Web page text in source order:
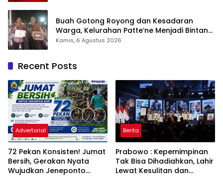
Buah Gotong Royong dan Kesadaran
Warga, Kelurahan Patte’ne Menjadi Bintang
Takalar Award 2026
Kamis, 6 Agustus 2026
Recent Posts
Advertorial
72 Pekan Konsisten! Jumat
Bersih, Gerakan Nyata
Wujudkan Jeneponto
Berita
Prabowo : Kepemimpinan
Tak Bisa Dihadiahkan, Lahir
Lewat Kesulitan dan